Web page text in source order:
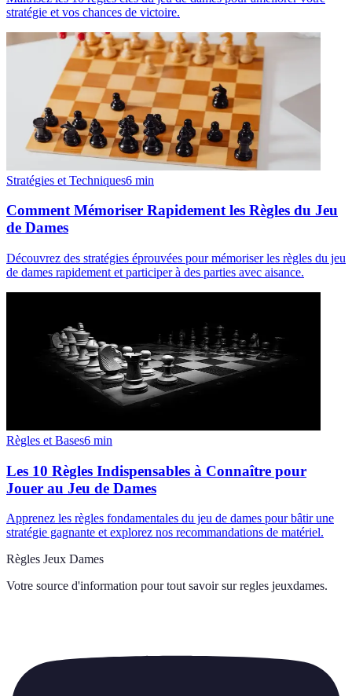
stratégie et vos chances de victoire.
Stratégies et Techniques6 min
Comment Mémoriser Rapidement les Règles du Jeu
de Dames
Découvrez des stratégies éprouvées pour mémoriser les règles du jeu
de dames rapidement et participer à des parties avec aisance.
Règles et Bases6 min
Les 10 Règles Indispensables à Connaître pour
Jouer au Jeu de Dames
Apprenez les règles fondamentales du jeu de dames pour bâtir une
stratégie gagnante et explorez nos recommandations de matériel.
Règles Jeux Dames
Votre source d'information pour tout savoir sur regles jeuxdames.